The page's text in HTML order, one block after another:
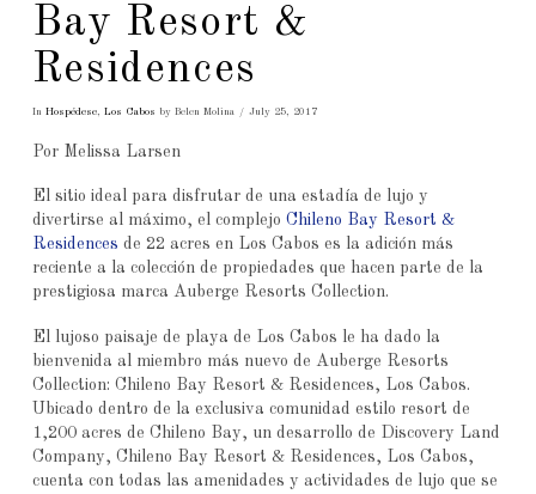
Bay Resort &
Residences
In Hospédese, Los Cabos by Belen Molina July 25, 2017
Por Melissa Larsen
El sitio ideal para disfrutar de una estadía de lujo y
divertirse al máximo, el complejo Chileno Bay Resort &
Residences de 22 acres en Los Cabos es la adición más
reciente a la colección de propiedades que hacen parte de la
prestigiosa marca Auberge Resorts Collection.
El lujoso paisaje de playa de Los Cabos le ha dado la
bienvenida al miembro más nuevo de Auberge Resorts
Collection: Chileno Bay Resort & Residences, Los Cabos.
Ubicado dentro de la exclusiva comunidad estilo resort de
1,200 acres de Chileno Bay, un desarrollo de Discovery Land
Company, Chileno Bay Resort & Residences, Los Cabos,
cuenta con todas las amenidades y actividades de lujo que se